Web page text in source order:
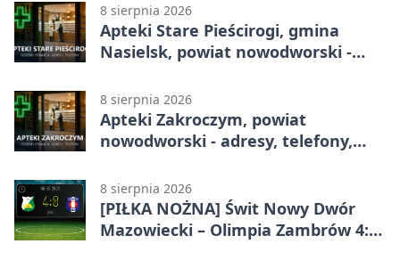
8 sierpnia 2026
Apteki Stare Pieścirogi, gmina
Nasielsk, powiat nowodworski -
8 sierpnia 2026
Apteki Zakroczym, powiat
nowodworski - adresy, telefony,
8 sierpnia 2026
[PIŁKA NOŻNA] Świt Nowy Dwór
Mazowiecki – Olimpia Zambrów 4:0